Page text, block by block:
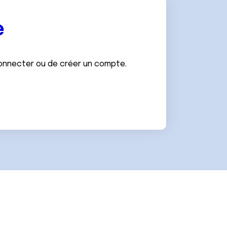
ou de créer un compte.